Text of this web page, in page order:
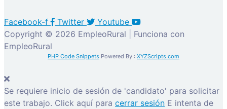
Facebook-f Twitter
Youtube
Copyright © 2026 EmpleoRural | Funciona con
EmpleoRural
PHP Code Snippets Powered By : XYZScripts.com
Se requiere inicio de sesión de 'candidato' para solicitar
este trabajo. Click aquí para cerrar sesión E intenta de